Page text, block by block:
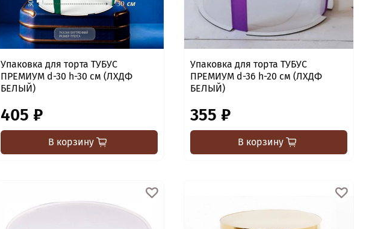
Упаковка для торта ТУБУС
ПРЕМИУМ d-30 h-30 см (ЛХДФ
БЕЛЫЙ)
405 ₽
В корзину
Упаковка для торта ТУБУС
ПРЕМИУМ d-36 h-20 см (ЛХДФ
БЕЛЫЙ)
355 ₽
В корзину